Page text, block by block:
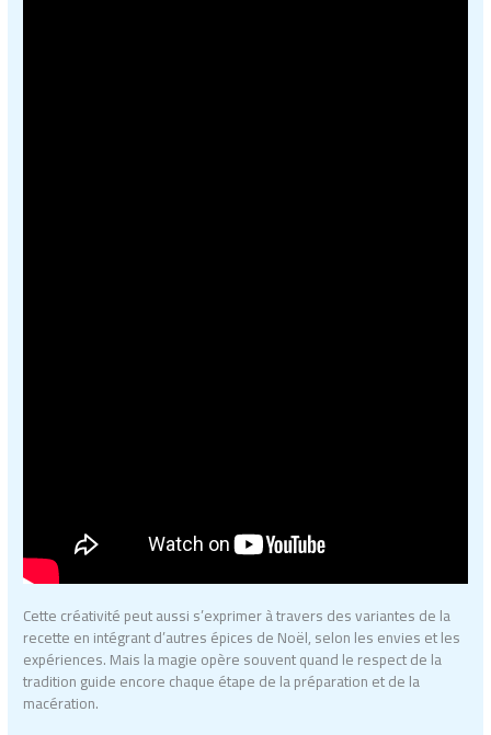
Cette créativité peut aussi s’exprimer à travers des variantes de la
recette en intégrant d’autres épices de Noël, selon les envies et les
expériences. Mais la magie opère souvent quand le respect de la
tradition guide encore chaque étape de la préparation et de la
macération.